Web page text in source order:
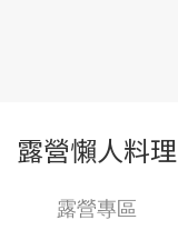
露營懶人料理
露營專區